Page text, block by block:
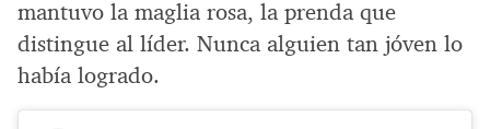
mantuvo la maglia rosa, la prenda que
distingue al líder. Nunca alguien tan jóven lo
había logrado.